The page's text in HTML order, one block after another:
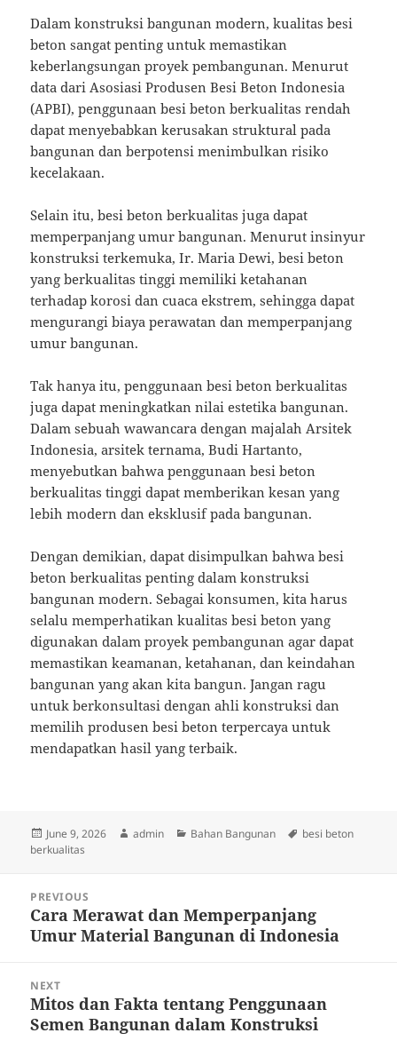
Dalam konstruksi bangunan modern, kualitas besi
beton sangat penting untuk memastikan
keberlangsungan proyek pembangunan. Menurut
data dari Asosiasi Produsen Besi Beton Indonesia
(APBI), penggunaan besi beton berkualitas rendah
dapat menyebabkan kerusakan struktural pada
bangunan dan berpotensi menimbulkan risiko
kecelakaan.
Selain itu, besi beton berkualitas juga dapat
memperpanjang umur bangunan. Menurut insinyur
konstruksi terkemuka, Ir. Maria Dewi, besi beton
yang berkualitas tinggi memiliki ketahanan
terhadap korosi dan cuaca ekstrem, sehingga dapat
mengurangi biaya perawatan dan memperpanjang
umur bangunan.
Tak hanya itu, penggunaan besi beton berkualitas
juga dapat meningkatkan nilai estetika bangunan.
Dalam sebuah wawancara dengan majalah Arsitek
Indonesia, arsitek ternama, Budi Hartanto,
menyebutkan bahwa penggunaan besi beton
berkualitas tinggi dapat memberikan kesan yang
lebih modern dan eksklusif pada bangunan.
Dengan demikian, dapat disimpulkan bahwa besi
beton berkualitas penting dalam konstruksi
bangunan modern. Sebagai konsumen, kita harus
selalu memperhatikan kualitas besi beton yang
digunakan dalam proyek pembangunan agar dapat
memastikan keamanan, ketahanan, dan keindahan
bangunan yang akan kita bangun. Jangan ragu
untuk berkonsultasi dengan ahli konstruksi dan
memilih produsen besi beton terpercaya untuk
mendapatkan hasil yang terbaik.
Posted
on
June 9, 2026 Author
admin Categories
Bahan Bangunan Tags
besi beton
berkualitas
navigation
PREVIOUS
Previous
post:
Cara Merawat dan Memperpanjang
Umur Material Bangunan di Indonesia
NEXT
Next
post:
Mitos dan Fakta tentang Penggunaan
Semen Bangunan dalam Konstruksi